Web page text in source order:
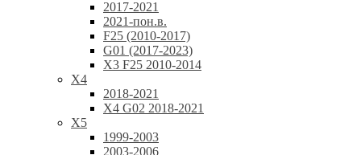
2017-2021
2021-пон.в.
F25 (2010-2017)
G01 (2017-2023)
X3 F25 2010-2014
X4
2018-2021
X4 G02 2018-2021
X5
1999-2003
2003-2006